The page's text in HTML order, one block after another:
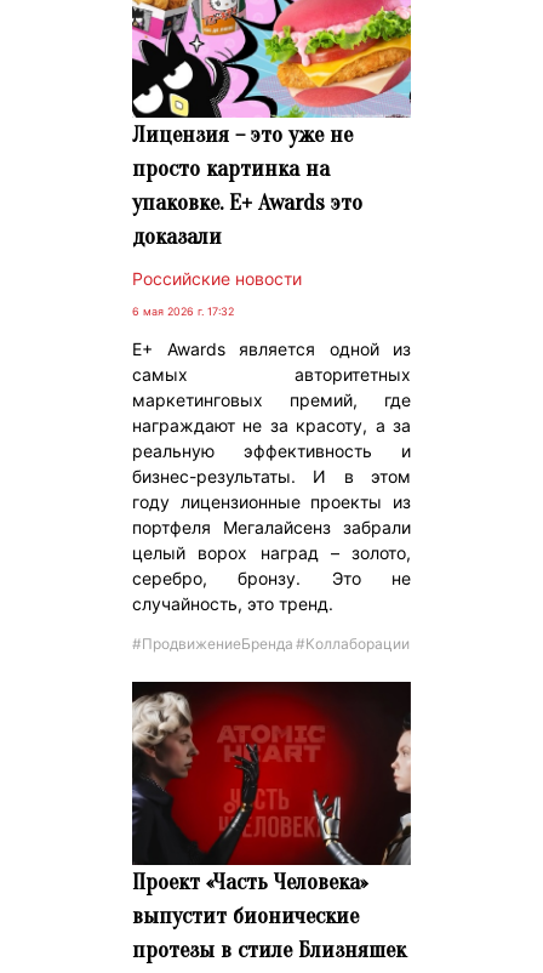
Лицензия – это уже не
просто картинка на
упаковке. E+ Awards это
доказали
Российские новости
6 мая 2026 г. 17:32
E+ Awards является одной из
самых авторитетных
маркетинговых премий, где
награждают не за красоту, а за
реальную эффективность и
бизнес-результаты. И в этом
году лицензионные проекты из
портфеля Мегалайсенз забрали
целый ворох наград – золото,
серебро, бронзу. Это не
случайность, это тренд.
#ПродвижениеБренда #Коллаборации
Проект «Часть Человека»
выпустит бионические
протезы в стиле Близняшек